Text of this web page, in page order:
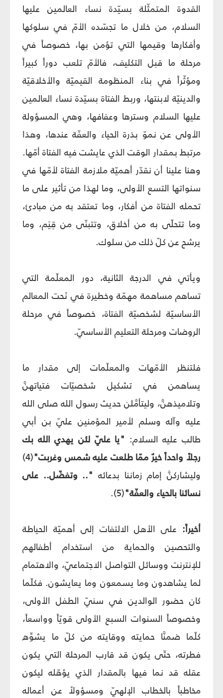
القدوة المتمثّلة بسيّدة نساء العالمين عليها
السلام، من خلال ما تجسّده الأمّ في سلوكها
وأفكارها وقيمها التي تؤمن بها، خصوصاً في
مرحلة ما قبل التكليف، فالأمّ تلعب دوراً كبيراً
ومؤثّراً في بناء المنظومة القيميّة والأخلاقيّة
والدينيّة لابنتها، وربط الفتاة بسيّدة نساء العالمين
عليها السلام وسترها وعفافها، وهي المسؤولة
الأولى عن نموّ بذرة الحياء والعفّة عندها، وهذا
مرتبط بمقدار الوقت الذي عايشت فيه الفتاة أمّها.
وهنا علينا أن نقدّر أهميّة ملازمة الفتاة لأمّها في
سنواتها التسع الأولى، وما لهذا من تأثير على ما
تحمله الفتاة من أفكار، وما تعتقد به من مبادئ،
وما تتحلّى به من أخلاق، وتتبنّى من قِيَم، وما
يرشح عن كلّ ذلك من سلوك.
ويأتي في الدرجة الثانية، دور المعلّمة التي
تساهم مساهمة مهمّة وخطيرة في نَحت المعالم
الأساسيّة لشخصيّة الفتاة، خصوصاً في مرحلة
الروضات ومرحلة التعليم الأساسيّ.
فلتنظر الأمّهات والمعلّمات إلى مقدار ما
يساهمن في تشكيل شخصيّات فتياتهنَّ
وتلاميذهنَّ، وليتأمَّلن حديث رسول الله صلى الله
عليه وآله وسلم لأمير المؤمنين عليّ بن أبي
طالب عليه السلام: "يا عليّ لئن يهدي الله بك
رجلاً واحداً خيرٌ ممّا طلعت عليه شمس وغربت"
(4)
وليشاركنَّ إمام زماننا بدعائه ".. وتفضّل.. على
نسائنا بالحياء والعفّة"(5).
أخيراً: على الأهل الالتفات إلى أهميّة الحياطة
والتحصين والحماية من استخدام أطفالهم
للإنترنت ووسائل التواصل الاجتماعيّ، والاهتمام
لما يشاهدون وما يسمعون وما يعايشون. فكلّما
كان حضور الوالدين في سنيّ الطفل الأولى،
وخصوصاً السنوات السبع الأولى قويّاً وواسعاً،
كلّما ضمنَّا حمايته ووقايته من كلّ ما يشوِّه
فطرته، حتّى يكون قد قارب المرحلة التي يكون
عقله قد نما فيها بالمقدار الذي يؤهّله ليكون
مخاطباً بالخطاب الإلهيّ ومسؤولاً عن أعماله